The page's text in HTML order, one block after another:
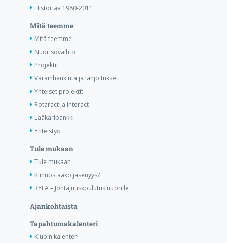
Historiaa 1980-2011
Mitä teemme
Mitä teemme
Nuorisovaihto
Projektit
Varainhankinta ja lahjoitukset
Yhteiset projektit
Rotaract ja Interact
Lääkäripankki
Yhteistyö
Tule mukaan
Tule mukaan
Kiinnostaako jäsenyys?
RYLA – Johtajuuskoulutus nuorille
Ajankohtaista
Tapahtumakalenteri
Klubin kalenteri